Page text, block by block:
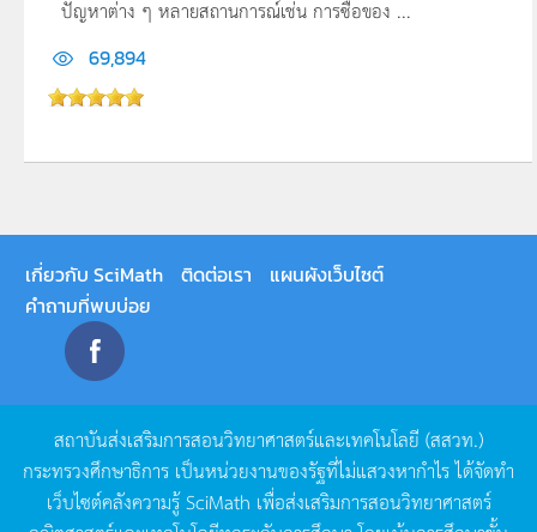
ปัญหาต่าง ๆ หลายสถานการณ์เช่น การซื้อของ ...
69,894
เกี่ยวกับ SciMath ติดต่อเรา
แผนผังเว็บไซต์
คำถามที่พบบ่อย
สถาบันส่งเสริมการสอนวิทยาศาสตร์และเทคโนโลยี (สสวท.)
กระทรวงศึกษาธิการ เป็นหน่วยงานของรัฐที่ไม่แสวงหากำไรได้จัดทำ
เว็บไซต์คลังความรู้SciMath เพื่อส่งเสริมการสอนวิทยาศาสตร์